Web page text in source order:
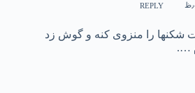
REPLY
شکنها را منزوی کنه و گوش زد
….